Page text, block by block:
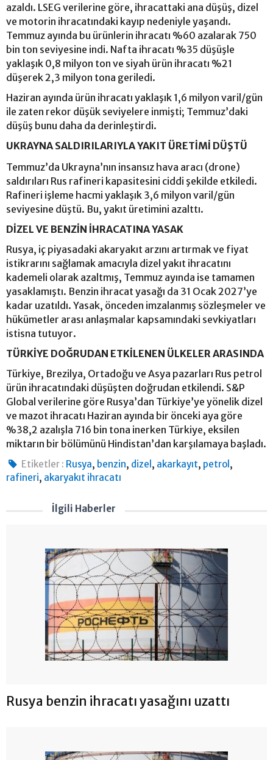
azaldı. LSEG verilerine göre, ihracattaki ana düşüş, dizel
ve motorin ihracatındaki kayıp nedeniyle yaşandı.
Temmuz ayında bu ürünlerin ihracatı %60 azalarak 750
bin ton seviyesine indi. Nafta ihracatı %35 düşüşle
yaklaşık 0,8 milyon ton ve siyah ürün ihracatı %21
düşerek 2,3 milyon tona geriledi.
Haziran ayında ürün ihracatı yaklaşık 1,6 milyon varil/gün
ile zaten rekor düşük seviyelere inmişti; Temmuz’daki
düşüş bunu daha da derinleştirdi.
UKRAYNA SALDIRILARIYLA YAKIT ÜRETİMİ DÜŞTÜ
Temmuz’da Ukrayna’nın insansız hava aracı (drone)
saldırıları Rus rafineri kapasitesini ciddi şekilde etkiledi.
Rafineri işleme hacmi yaklaşık 3,6 milyon varil/gün
seviyesine düştü. Bu, yakıt üretimini azalttı.
DİZEL VE BENZİN İHRACATINA YASAK
Rusya, iç piyasadaki akaryakıt arzını artırmak ve fiyat
istikrarını sağlamak amacıyla dizel yakıt ihracatını
kademeli olarak azaltmış, Temmuz ayında ise tamamen
yasaklamıştı. Benzin ihracat yasağı da 31 Ocak 2027’ye
kadar uzatıldı. Yasak, önceden imzalanmış sözleşmeler ve
hükümetler arası anlaşmalar kapsamındaki sevkiyatları
istisna tutuyor.
TÜRKİYE DOĞRUDAN ETKİLENEN ÜLKELER ARASINDA
Türkiye, Brezilya, Ortadoğu ve Asya pazarları Rus petrol
ürün ihracatındaki düşüşten doğrudan etkilendi. S&P
Global verilerine göre Rusya’dan Türkiye’ye yönelik dizel
ve mazot ihracatı Haziran ayında bir önceki aya göre
%38,2 azalışla 716 bin tona inerken Türkiye, eksilen
miktarın bir bölümünü Hindistan’dan karşılamaya başladı.
Etiketler : Rusya, benzin, dizel , akarkayıt, petrol ,
rafineri, akaryakıt ihracatı
İlgili Haberler
Rusya benzin ihracatı yasağını uzattı